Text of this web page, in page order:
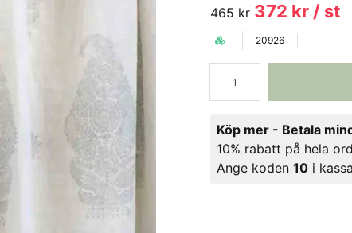
465 kr372 kr / st
20926
Köp mer - Betala
10% rabatt på hela
Ange koden10 i